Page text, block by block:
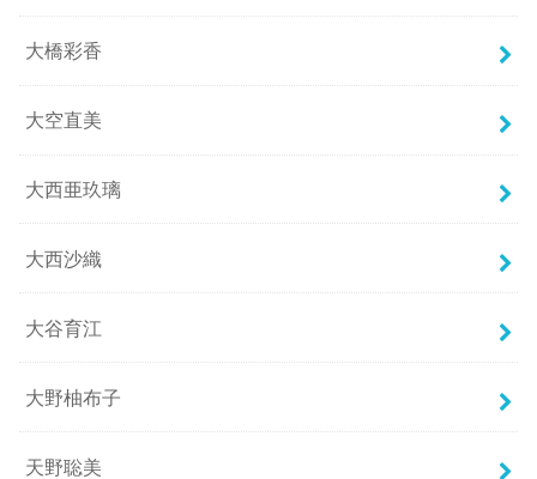
大橋彩香
大空直美
大西亜玖璃
大西沙織
大谷育江
大野柚布子
天野聡美